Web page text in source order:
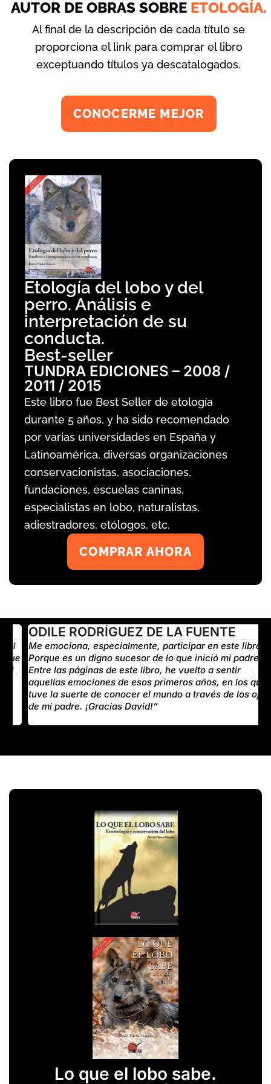
AUTOR DE OBRAS SOBREETOLOGÍA.
Al final de la descripción de cada título se
proporciona el link para comprar el libro
exceptuando títulos ya descatalogados.
CONOCERME MEJOR
Etología del lobo y del
perro. Análisis e
interpretación de su
conducta.
Best-seller
TUNDRA EDICIONES – 2008 /
2011 / 2015
Este libro fue Best Seller de etología
durante 5 años, y ha sido recomendado
por varias universidades en España y
Latinoamérica, diversas organizaciones
conservacionistas, asociaciones,
fundaciones, escuelas caninas,
especialistas en lobo, naturalistas,
adiestradores, etólogos, etc.
COMPRAR AHORA
ODILE RODRÍGUEZ DE LA FUENTE
Me emociona, especialmente, participar en este libro.
Porque es un digno sucesor de lo que inició mi padre.
Entre las páginas de este libro, he vuelto a sentir
aquellas emociones de esos primeros años, en los que
tuve la suerte de conocer el mundo a través de los ojos
de mi padre. ¡Gracias David!”
Lo que el lobo sabe.